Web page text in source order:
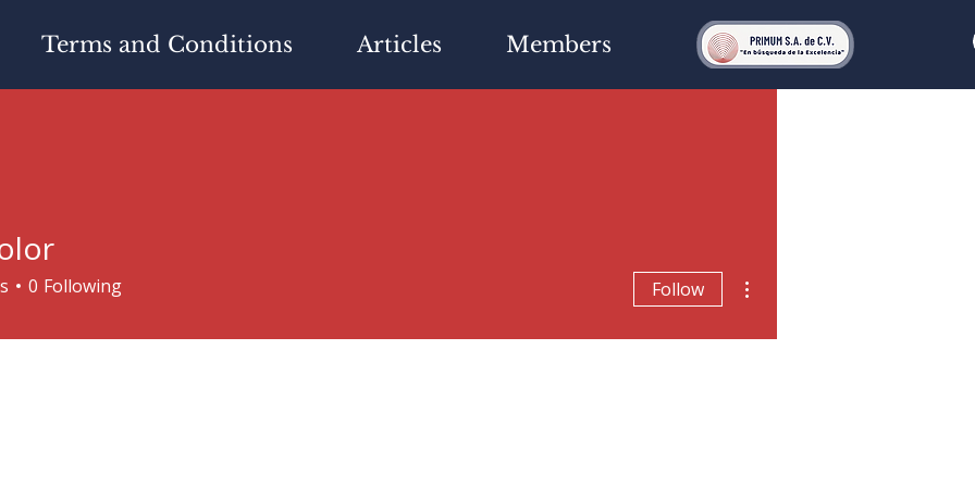
Terms and Conditions Articles Members
0 Following Follow